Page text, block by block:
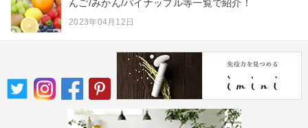
んご/みかん/パイナップル等一覧で紹介！
2023年04月12日